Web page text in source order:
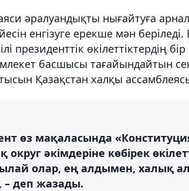
әралуандықты нығайтуға
енгізуге ерекше мән
президенттік өкілеттіктердің
басшысы тағайындайтын
Қазақстан халқы
өз мақаласында
округ әкімдеріне көбірек
олар, ең алдымен, халық
– деп жазады.